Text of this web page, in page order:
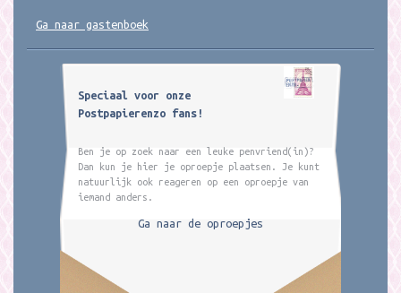
Ga naar gastenboek
Speciaal voor onze
Postpapierenzo fans!
Ben je op zoek naar een leuke penvriend(in)?
Dan kun je hier je oproepje plaatsen. Je kunt
natuurlijk ook reageren op een oproepje van
iemand anders.
Ga naar de oproepjes